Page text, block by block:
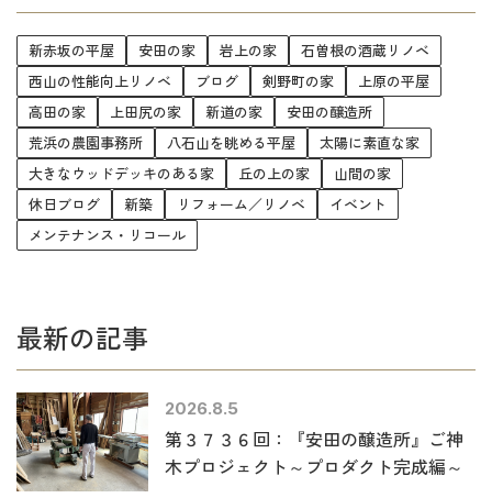
新赤坂の平屋 安田の家 岩上の家
石曽根の酒蔵リノベ
西山の性能向上リノベ
ブログ 剣野町の家
上原の平屋
高田の家
上田尻の家 新道の家
安田の醸造所
荒浜の農園事務所
八石山を眺める平屋
太陽に素直な家
大きなウッドデッキのある家
丘の上の家
山間の家
休日ブログ
新築 リフォーム／リノベ
イベント
メンテナンス・リコール
最新の記事
2026.8.5
第３７３６回：『安田の醸造所』ご神
木プロジェクト～プロダクト完成編～